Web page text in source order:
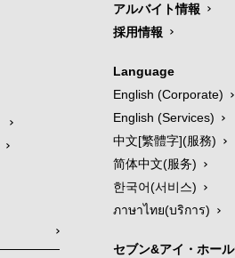
アルバイト情報
採用情報
Language
English (Corporate)
English (Services)
中文[繁體字](服務)
简体中文(服务)
한국어(서비스)
ภาษาไทย(บริการ)
セブン&アイ・ホー